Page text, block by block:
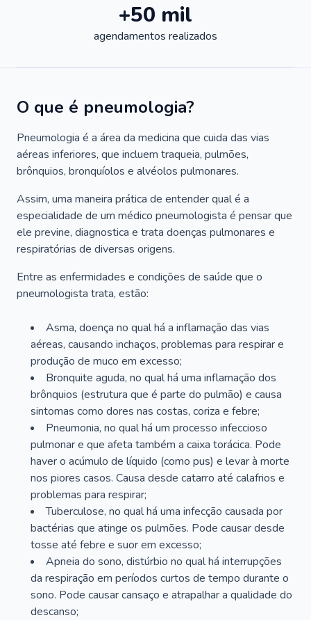
+50 mil
agendamentos realizados
O que é pneumologia?
Pneumologia é a área da medicina que cuida das vias
aéreas inferiores, que incluem traqueia, pulmões,
brônquios, bronquíolos e alvéolos pulmonares.
Assim, uma maneira prática de entender qual é a
especialidade de um médico pneumologista é pensar que
ele previne, diagnostica e trata doenças pulmonares e
respiratórias de diversas origens.
Entre as enfermidades e condições de saúde que o
pneumologista trata, estão:
Asma, doença no qual há a inflamação das vias
aéreas, causando inchaços, problemas para respirar e
produção de muco em excesso;
Bronquite aguda, no qual há uma inflamação dos
brônquios (estrutura que é parte do pulmão) e causa
sintomas como dores nas costas, coriza e febre;
Pneumonia, no qual há um processo infeccioso
pulmonar e que afeta também a caixa torácica. Pode
haver o acúmulo de líquido (como pus) e levar à morte
nos piores casos. Causa desde catarro até calafrios e
problemas para respirar;
Tuberculose, no qual há uma infecção causada por
bactérias que atinge os pulmões. Pode causar desde
tosse até febre e suor em excesso;
Apneia do sono, distúrbio no qual há interrupções
da respiração em períodos curtos de tempo durante o
sono. Pode causar cansaço e atrapalhar a qualidade do
descanso;